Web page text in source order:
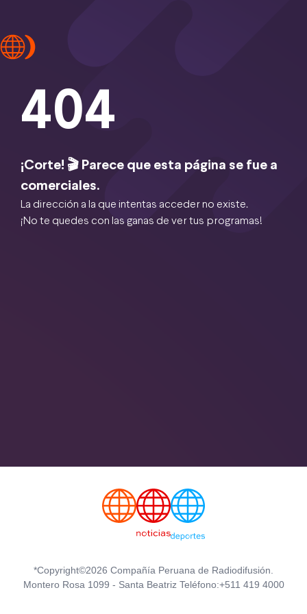
404
¡Corte! 🎬 Parece que esta página se fue a
comerciales.
La dirección a la que intentas acceder no existe.
¡No te quedes con las ganas de ver tus programas!
*Copyright©2026 Compañía Peruana de Radiodifusión.
Montero Rosa 1099 - Santa Beatriz Teléfono:+511 419 4000